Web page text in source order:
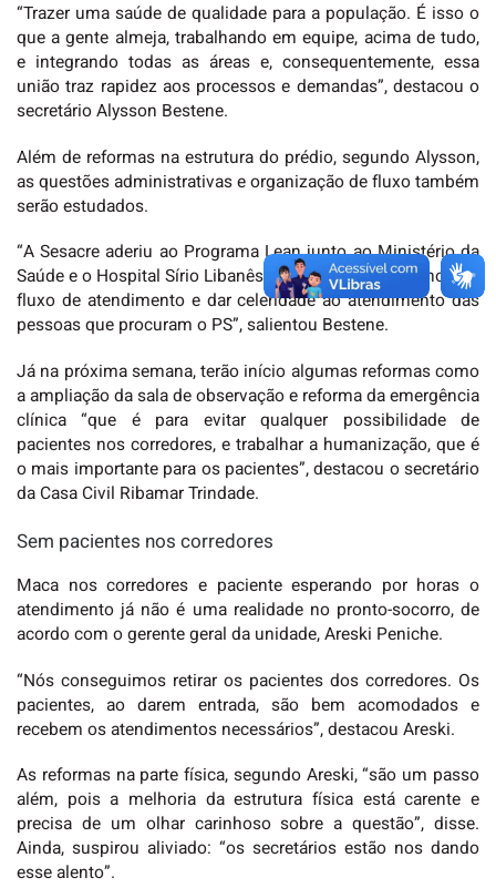
“Trazer uma saúde de qualidade para a população. É isso o
que a gente almeja, trabalhando em equipe, acima de tudo,
e integrando todas as áreas e, consequentemente, essa
união traz rapidez aos processos e demandas”, destacou o
secretário Alysson Bestene.
Além de reformas na estrutura do prédio, segundo Alysson,
as questões administrativas e organização de fluxo também
serão estudados.
“A Sesacre aderiu ao Programa Lean junto ao Ministério da
Saúde e o Hospital Sírio Libanês, que vai ajudar a melhorar o
fluxo de atendimento e dar celeridade ao atendimento das
pessoas que procuram o PS”, salientou Bestene.
Já na próxima semana, terão início algumas reformas como
a ampliação da sala de observação e reforma da emergência
clínica “que é para evitar qualquer possibilidade de
pacientes nos corredores, e trabalhar a humanização, que é
o mais importante para os pacientes”, destacou o secretário
da Casa Civil Ribamar Trindade.
Sem pacientes nos corredores
Maca nos corredores e paciente esperando por horas o
atendimento já não é uma realidade no pronto-socorro, de
acordo com o gerente geral da unidade, Areski Peniche.
“Nós conseguimos retirar os pacientes dos corredores. Os
pacientes, ao darem entrada, são bem acomodados e
recebem os atendimentos necessários”, destacou Areski.
As reformas na parte física, segundo Areski, “são um passo
além, pois a melhoria da estrutura física está carente e
precisa de um olhar carinhoso sobre a questão”, disse.
Ainda, suspirou aliviado: “os secretários estão nos dando
esse alento”.